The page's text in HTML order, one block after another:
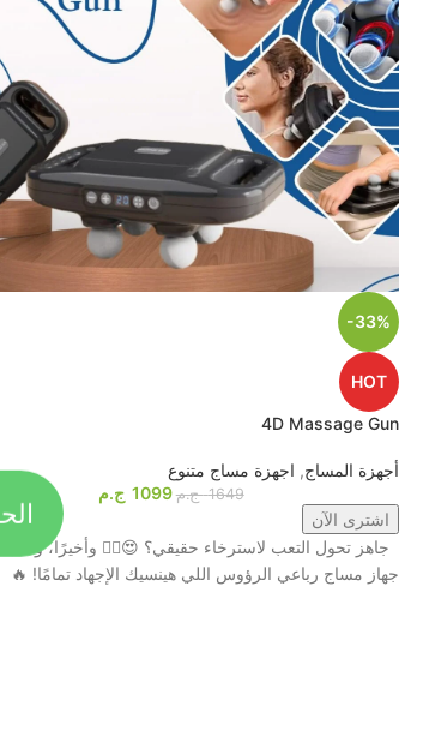
-33%
HOT
4D Massage Gun
أجهزة المساج, اجهزة مساج متنوع
1649 ج.م 1099 ج.م
اشترى الآن
جاهز تحول التعب لاسترخاء حقيقي؟ 😍💆‍♂️ وأخيرًا، وصل
جهاز مساج رباعي الرؤوس اللي هينسيك الإجهاد تمامًا! 🔥